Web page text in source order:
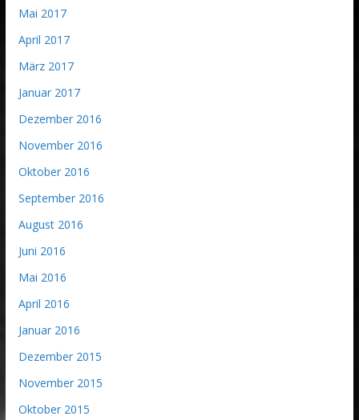
Mai 2017
April 2017
März 2017
Januar 2017
Dezember 2016
November 2016
Oktober 2016
September 2016
August 2016
Juni 2016
Mai 2016
April 2016
Januar 2016
Dezember 2015
November 2015
Oktober 2015